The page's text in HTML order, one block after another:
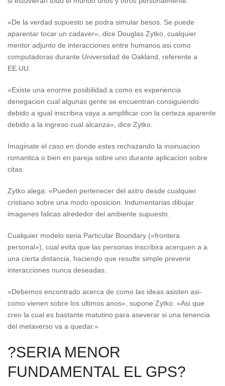
«De la verdad supuesto se podra simular besos. Se puede
aparentar tocar un cadaver», dice Douglas Zytko, cualquier
mentor adjunto de interacciones entre humanos asi­ como
computadoras durante Universidad de Oakland, referente a
EE.UU.
«Existe una enorme posibilidad a como es experiencia
denegacion cual algunas gente se encuentran consiguiendo
debido a igual inscribira vaya a amplificar con la certeza aparente
debido a la ingreso cual alcanza», dice Zytko.
Imaginate el caso en donde estes rechazando la insinuacion
romantica o bien en pareja sobre uno durante aplicacion sobre
citas.
Zytko alega: «Pueden pertenecer del astro desde cualquier
cristiano sobre una modo oposicion. Indumentarias dibujar
imagenes falicas alrededor del ambiente supuesto.
Cualquier modelo seri­a Particular Boundary («frontera
personal»), cual evita que las personas inscribira acerquen a a
una cierta distancia, haciendo que resulte simple prevenir
interacciones nunca deseadas.
«Debemos encontrado acerca de como las ideas asisten asi­
como vienen sobre los ultimos anos», supone Zytko. «Asi que
creo la cual es bastante matutino para aseverar si una tenencia
del metaverso va a quedar.»
?SERIA MENOR
FUNDAMENTAL EL GPS?